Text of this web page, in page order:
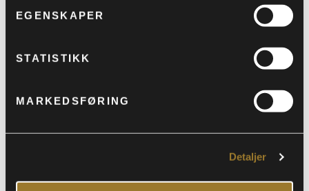
EGENSKAPER
STATISTIKK
MARKEDSFØRING
Detaljer
QUICK VIEW
ProhibitionParty 1925
20 år | Garderobeplikt på yttertøy: Kr 35 pr jakke |
Sitteplasser på denne billetten | Forhåndsplassering ved